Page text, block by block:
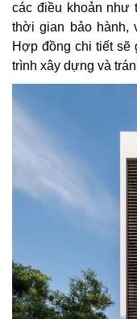
các điều khoản như
thời gian bảo hành,
Hợp đồng chi tiết sẽ
trình xây dựng và